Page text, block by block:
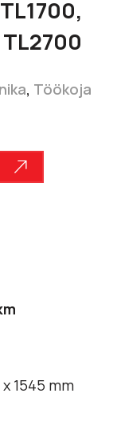
, Töökoja
1545 mm